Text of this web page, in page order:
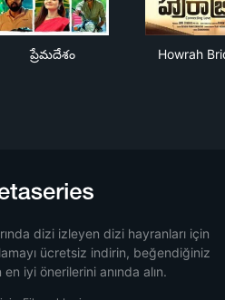
ప్రేమదేశం Howrah
dizi izleyen dizi hayranları için
ücretsiz indirin, beğendiğiniz
iyi önerilerini anında alın.